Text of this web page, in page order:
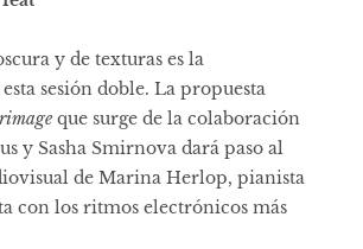
y de texturas es la
sesión doble. La propuesta
que surge de la colaboración
y Sasha Smirnova dará paso al
de Marina Herlop, pianista
con los ritmos electrónicos más